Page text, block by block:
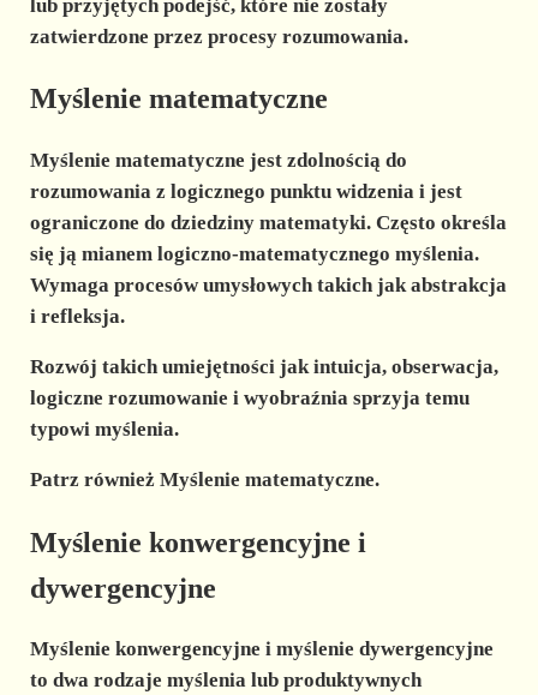
lub przyjętych podejść, które nie zostały
zatwierdzone przez procesy rozumowania.
Myślenie matematyczne
Myślenie matematyczne jest zdolnością do
rozumowania z logicznego punktu widzenia i jest
ograniczone do dziedziny matematyki. Często określa
się ją mianem logiczno-matematycznego myślenia.
Wymaga procesów umysłowych takich jak abstrakcja
i refleksja.
Rozwój takich umiejętności jak intuicja, obserwacja,
logiczne rozumowanie i wyobraźnia sprzyja temu
typowi myślenia.
Patrz również Myślenie matematyczne.
Myślenie konwergencyjne i
dywergencyjne
Myślenie konwergencyjne i myślenie dywergencyjne
to dwa rodzaje myślenia lub produktywnych